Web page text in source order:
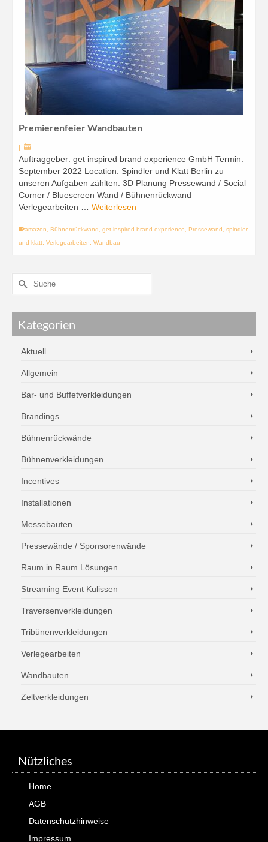
Premierenfeier Wandbauten
|
Auftraggeber: get inspired brand experience GmbH Termin:
September 2022 Location: Spindler und Klatt Berlin zu
unseren Aufgaben zählten: 3D Planung Pressewand / Social
Corner / Bluescreen Wand / Bühnenrückwand
Verlegearbeiten … Weiterlesen
amazon Bühnenrückwand get inspired brand experience Pressewand
spindler
und klatt Verlegearbeiten Wandbau
Kategorien
Aktuell
Allgemein
Bar- und Buffetverkleidungen
Brandings
Bühnenrückwände
Bühnenverkleidungen
Incentives
Installationen
Messebauten
Pressewände / Sponsorenwände
Raum in Raum Lösungen
Streaming Event Kulissen
Traversenverkleidungen
Tribünenverkleidungen
Verlegearbeiten
Wandbauten
Zeltverkleidungen
Nützliches
Home
AGB
Datenschutzhinweise
Impressum